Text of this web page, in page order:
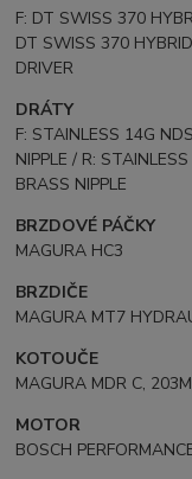
F: DT SWISS 370
DT SWISS 370
DRIVER
DRÁTY
F: STAINLESS 14G
NIPPLE / R:
BRASS NIPPLE
BRZDOVÉ PÁČKY
MAGURA HC3
BRZDIČE
MAGURA MT7
KOTOUČE
MAGURA MDR C,
MOTOR
BOSCH